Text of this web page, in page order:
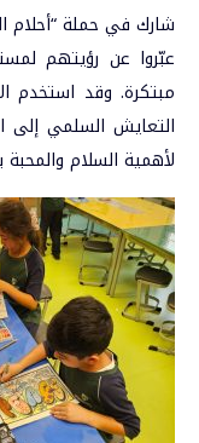
شارك في حملة “أحلام
عبّروا عن رؤيتهم
مبتكرة. وقد استخدم
التعايش السلمي
لأهمية السلام